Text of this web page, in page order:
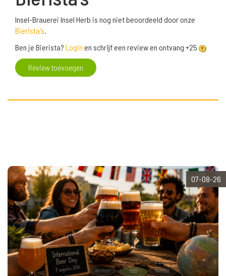
Insel-Brauerei Insel Herb is nog niet beoordeeld door onze
Bierista's.
Ben je Bierista? Login en schrijf een review en ontvang +25
Review toevoegen
07-08-26